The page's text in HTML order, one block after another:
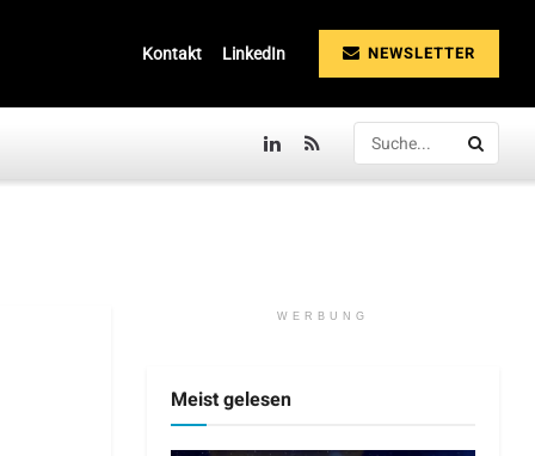
Kontakt LinkedIn NEWSLETTER
WERBUNG
Meist gelesen